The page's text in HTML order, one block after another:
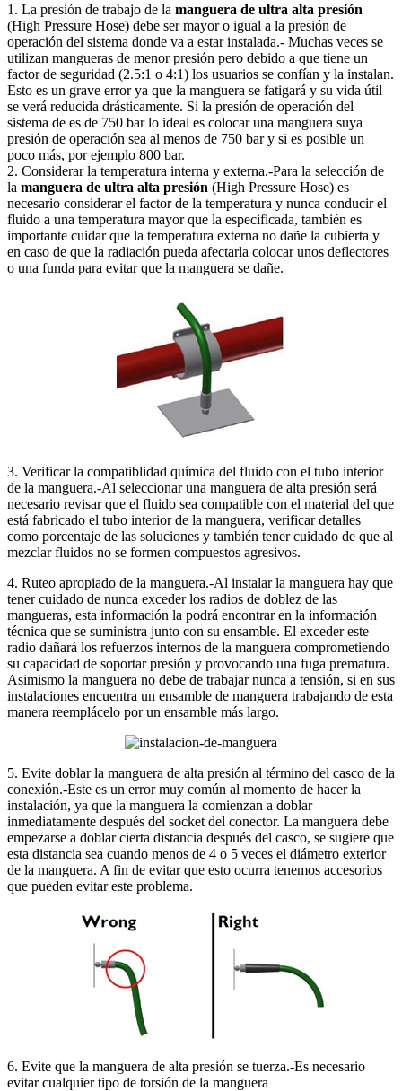
1. La presión de trabajo de la manguera de ultra alta presión
(High Pressure Hose) debe ser mayor o igual a la presión de
operación del sistema donde va a estar instalada.- Muchas veces se
utilizan mangueras de menor presión pero debido a que tiene un
factor de seguridad (2.5:1 o 4:1) los usuarios se confían y la instalan.
Esto es un grave error ya que la manguera se fatigará y su vida útil
se verá reducida drásticamente. Si la presión de operación del
sistema de es de 750 bar lo ideal es colocar una manguera suya
presión de operación sea al menos de 750 bar y si es posible un
poco más, por ejemplo 800 bar.
2. Considerar la temperatura interna y externa.-Para la selección de
la manguera de ultra alta presión (High Pressure Hose) es
necesario considerar el factor de la temperatura y nunca conducir el
fluido a una temperatura mayor que la especificada, también es
importante cuidar que la temperatura externa no dañe la cubierta y
en caso de que la radiación pueda afectarla colocar unos deflectores
o una funda para evitar que la manguera se dañe.
3. Verificar la compatiblidad química del fluido con el tubo interior
de la manguera.-Al seleccionar una manguera de alta presión será
necesario revisar que el fluido sea compatible con el material del que
está fabricado el tubo interior de la manguera, verificar detalles
como porcentaje de las soluciones y también tener cuidado de que al
mezclar fluidos no se formen compuestos agresivos.
4. Ruteo apropiado de la manguera.-Al instalar la manguera hay que
tener cuidado de nunca exceder los radios de doblez de las
mangueras, esta información la podrá encontrar en la información
técnica que se suministra junto con su ensamble. El exceder este
radio dañará los refuerzos internos de la manguera comprometiendo
su capacidad de soportar presión y provocando una fuga prematura.
Asimismo la manguera no debe de trabajar nunca a tensión, si en sus
instalaciones encuentra un ensamble de manguera trabajando de esta
manera reemplácelo por un ensamble más largo.
5. Evite doblar la manguera de alta presión al término del casco de la
conexión.-Este es un error muy común al momento de hacer la
instalación, ya que la manguera la comienzan a doblar
inmediatamente después del socket del conector. La manguera debe
empezarse a doblar cierta distancia después del casco, se sugiere que
esta distancia sea cuando menos de 4 o 5 veces el diámetro exterior
de la manguera. A fin de evitar que esto ocurra tenemos accesorios
que pueden evitar este problema.
6. Evite que la manguera de alta presión se tuerza.-Es necesario
evitar cualquier tipo de torsión de la manguera